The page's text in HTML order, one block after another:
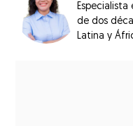
de dos
Latina y